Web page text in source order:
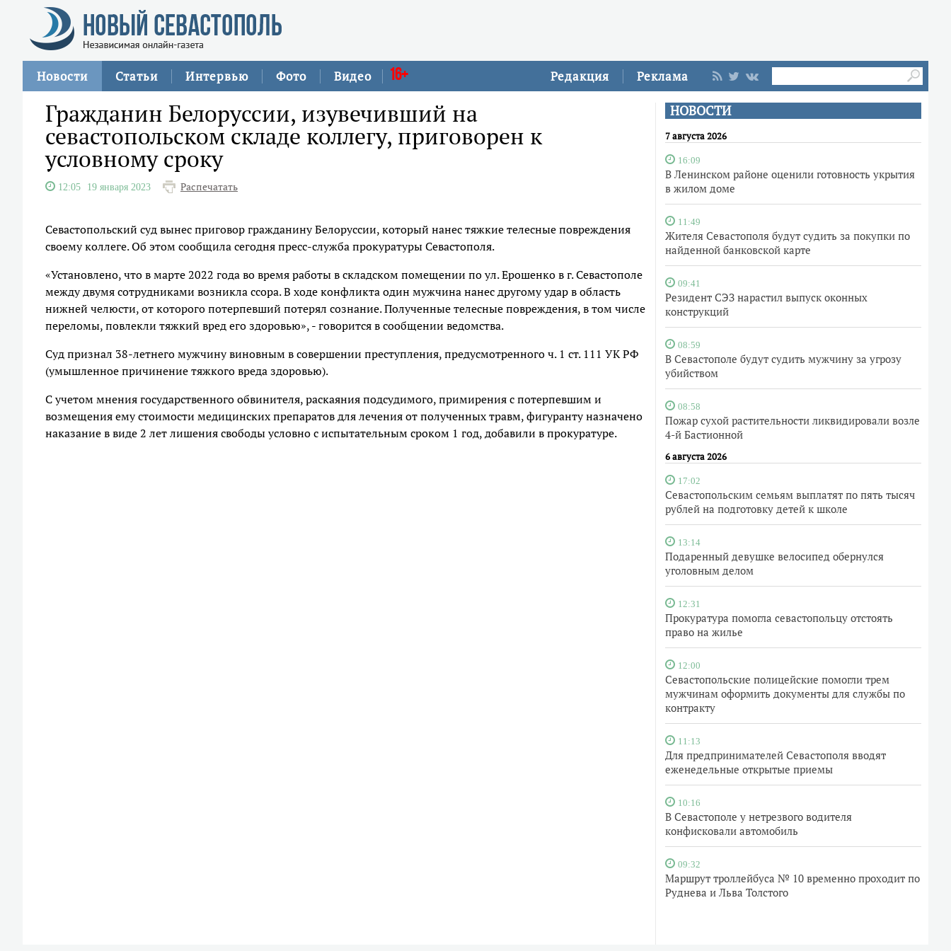
Редакция Реклама
Новости Статьи Интервью Фото Видео 16+
НОВОСТИ
7 августа 2026
16:09
В Ленинском районе оценили готовность укрытия
в жилом доме
11:49
Жителя Севастополя будут судить за покупки по
найденной банковской карте
09:41
Резидент СЭЗ нарастил выпуск оконных
конструкций
08:59
В Севастополе будут судить мужчину за угрозу
убийством
08:58
Пожар сухой растительности ликвидировали возле
4-й Бастионной
6 августа 2026
17:02
Севастопольским семьям выплатят по пять тысяч
рублей на подготовку детей к школе
13:14
Подаренный девушке велосипед обернулся
уголовным делом
12:31
Прокуратура помогла севастопольцу отстоять
право на жилье
12:00
Севастопольские полицейские помогли трем
мужчинам оформить документы для службы по
контракту
11:13
Для предпринимателей Севастополя вводят
еженедельные открытые приемы
10:16
В Севастополе у нетрезвого водителя
конфисковали автомобиль
09:32
Маршрут троллейбуса № 10 временно проходит по
Руднева и Льва Толстого
Гражданин Белоруссии, изувечивший на
севастопольском складе коллегу, приговорен к
условному сроку
12:05 19 января 2023 Распечатать
Севастопольский суд вынес приговор гражданину Белоруссии, который нанес тяжкие телесные повреждения
своему коллеге. Об этом сообщила сегодня пресс-служба прокуратуры Севастополя.
«Установлено, что в марте 2022 года во время работы в складском помещении по ул. Ерошенко в г. Севастополе
между двумя сотрудниками возникла ссора. В ходе конфликта один мужчина нанес другому удар в область
нижней челюсти, от которого потерпевший потерял сознание. Полученные телесные повреждения, в том числе
переломы, повлекли тяжкий вред его здоровью», - говорится в сообщении ведомства.
Суд признал 38-летнего мужчину виновным в совершении преступления, предусмотренного ч. 1 ст. 111 УК РФ
(умышленное причинение тяжкого вреда здоровью).
С учетом мнения государственного обвинителя, раскаяния подсудимого, примирения с потерпевшим и
возмещения ему стоимости медицинских препаратов для лечения от полученных травм, фигуранту назначено
наказание в виде 2 лет лишения свободы условно с испытательным сроком 1 год, добавили в прокуратуре.